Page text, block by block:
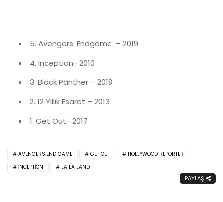
5. Avengers: Endgame – 2019
4. Inception- 2010
3. Black Panther – 2018
2. 12 Yıllık Esaret – 2013
1. Get Out- 2017
AVENGERS:END GAME GET OUT
HOLLYWOOD REPORTER
INCEPTION
LA LA LAND
PAYLAŞ